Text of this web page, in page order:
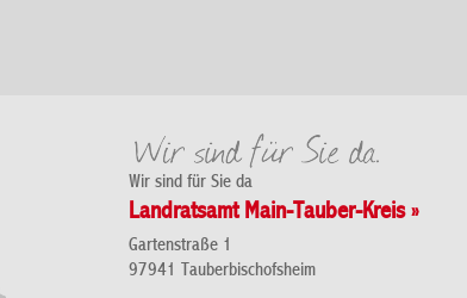
Wir sind für Sie da
Landratsamt Main-Tauber-Kreis »
Gartenstraße 1
97941 Tauberbischofsheim